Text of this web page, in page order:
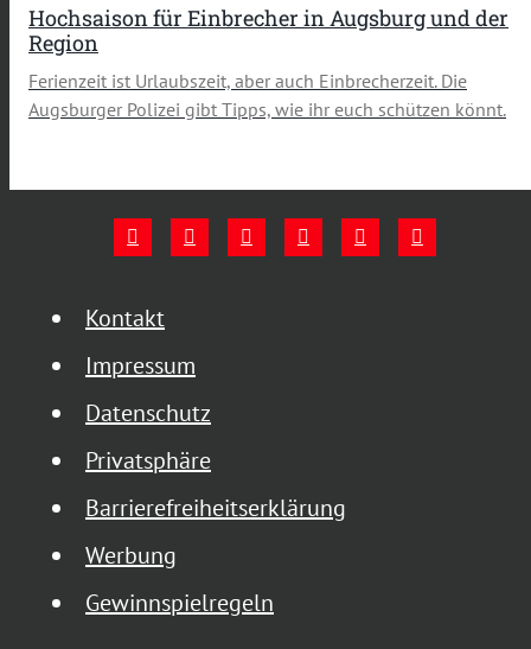
Hochsaison für Einbrecher in Augsburg und der
Region
Ferienzeit ist Urlaubszeit, aber auch Einbrecherzeit. Die
Augsburger Polizei gibt Tipps, wie ihr euch schützen könnt.
Kontakt
Impressum
Datenschutz
Privatsphäre
Barrierefreiheitserklärung
Werbung
Gewinnspielregeln